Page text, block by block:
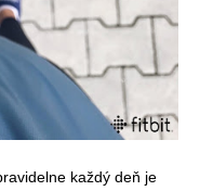
každý deň je